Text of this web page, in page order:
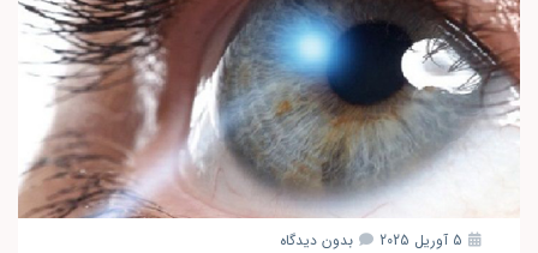
5 آوریل 2025 بدون دیدگاه